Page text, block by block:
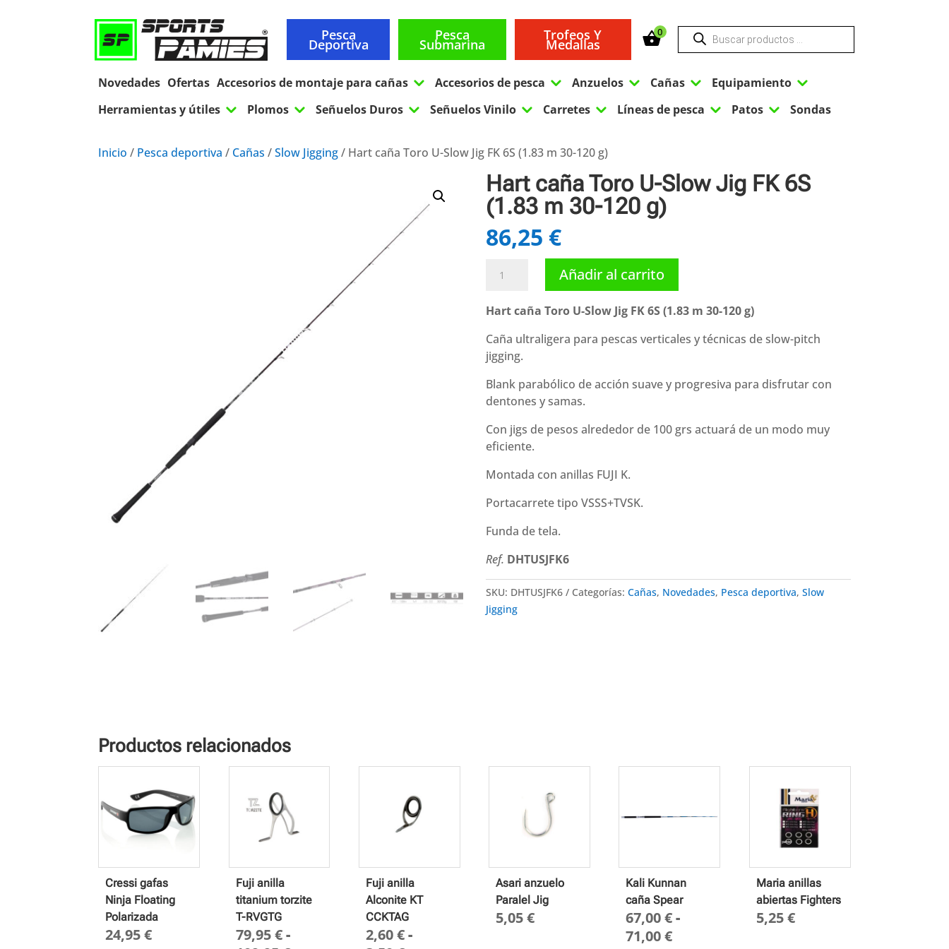
Pesca
Deportiva
Pesca
Submarina
Trofeos Y
Medallas
0 Búsqueda
productos
Novedades Ofertas Accesorios de montaje para cañas 3 Accesorios de pesca 3 Anzuelos 3 Cañas 3 Equipamiento 3
Herramientas y útiles 3 Plomos 3 Señuelos Duros 3 Señuelos Vinilo 3 Carretes 3 Líneas de pesca 3 Patos 3 Sondas
Inicio / Pesca deportiva / Cañas /Slow Jigging/ Hart caña Toro U-Slow Jig FK 6S (1.83 m 30-120 g)
Hart caña Toro U-Slow Jig FK 6S
(1.83 m 30-120 g)
86,25 €
caña
U-
Slow
Jig
FK
6S
(1.83
30-
120
g)
Añadir al carrito
Hart caña Toro U-Slow Jig FK 6S (1.83 m 30-120 g)
Caña ultraligera para pescas verticales y técnicas de slow-pitch
jigging.
Blank parabólico de acción suave y progresiva para disfrutar con
dentones y samas.
Con jigs de pesos alrededor de 100 grs actuará de un modo muy
eficiente.
Montada con anillas FUJI K.
Portacarrete tipo VSSS+TVSK.
Funda de tela.
Ref. DHTUSJFK6
SKU: DHTUSJFK6 Categorías: Cañas, Novedades, Pesca deportiva, Slow
Jigging
Productos relacionados
Cressi gafas
Ninja Floating
Polarizada
24,95€
Fuji anilla
titanium torzite
T-RVGTG
79,95€-
Fuji anilla
Alconite KT
CCKTAG
2,60€-
Asari anzuelo
Paralel Jig
5,05€
Kali Kunnan
caña Spear
67,00€ -
71,00€Rango
Maria anillas
abiertas Fighters
5,25€